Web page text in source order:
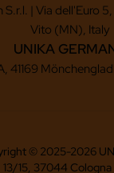
| Via dell'Euro
Vito (MN), Italy
UNIKA
41169
© 2025-2026
15, 37044